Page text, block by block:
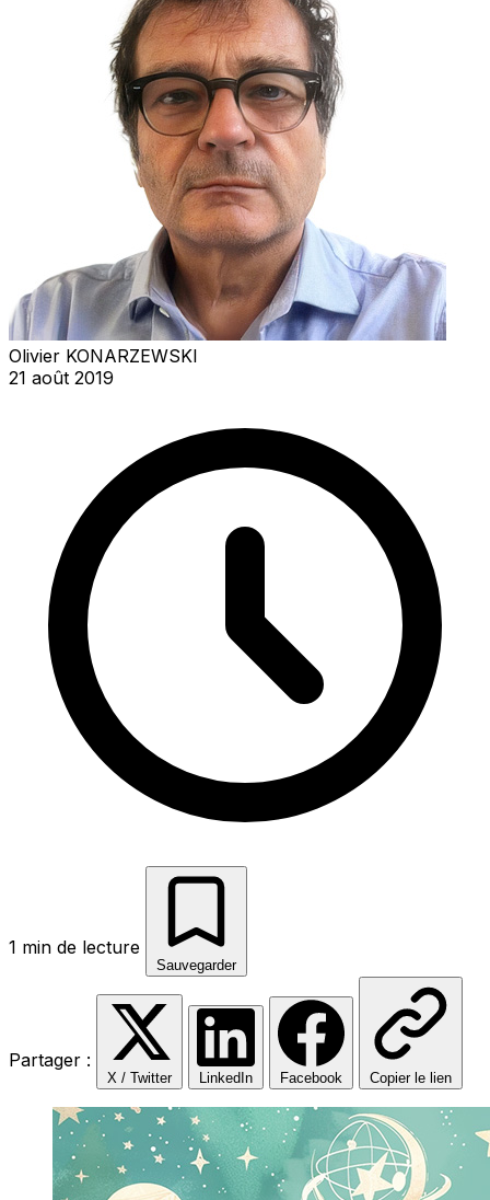
Olivier KONARZEWSKI
21 août 2019
1 min de lecture
Sauvegarder
Partager :
X / Twitter LinkedIn Facebook Copier le lien